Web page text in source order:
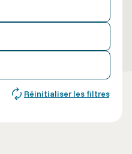
Réinitialiser les filtres